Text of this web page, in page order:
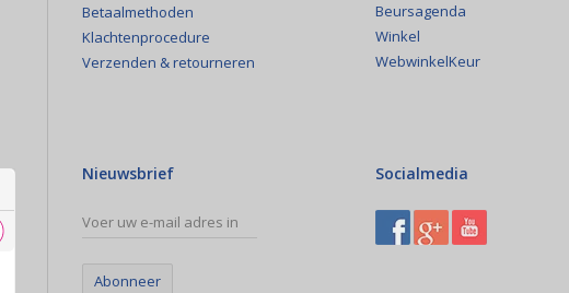
Betaalmethoden
Klachtenprocedure
Verzenden & retourneren
Beursagenda
Winkel
WebwinkelKeur
Nieuwsbrief
Abonneer
Socialmedia